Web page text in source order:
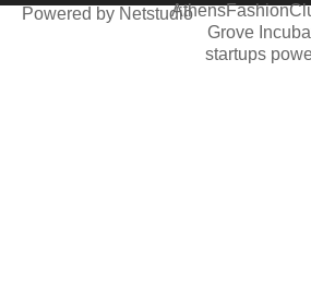
Powered by Netstudio
Grove
startups